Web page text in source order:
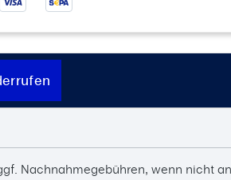
Nachnahmegebühren, wenn nicht